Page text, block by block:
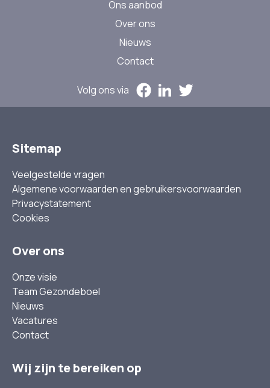
Ons aanbod
Over ons
Nieuws
Contact
Volg ons via
Sitemap
Veelgestelde vragen
Algemene voorwaarden en gebruikersvoorwaarden
Privacystatement
Cookies
Over ons
Onze visie
Team Gezondeboel
Nieuws
Vacatures
Contact
Wij zijn te bereiken op